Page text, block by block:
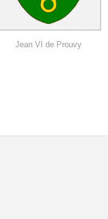
Jean VI de Prouvy